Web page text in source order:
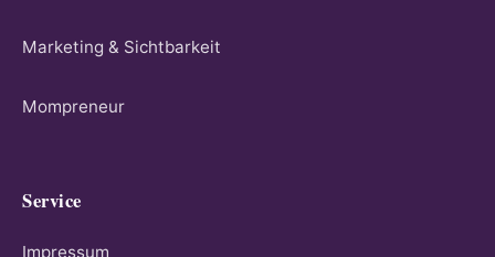
Marketing & Sichtbarkeit
Mompreneur
Service
Impressum